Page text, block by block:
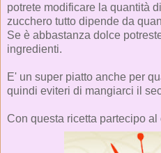
potrete modificare la quantità
zucchero tutto dipende da
Se è abbastanza dolce
ingredienti.
E' un super piatto anche per
quindi eviteri di mangiarci il
Con questa ricetta partecipo al